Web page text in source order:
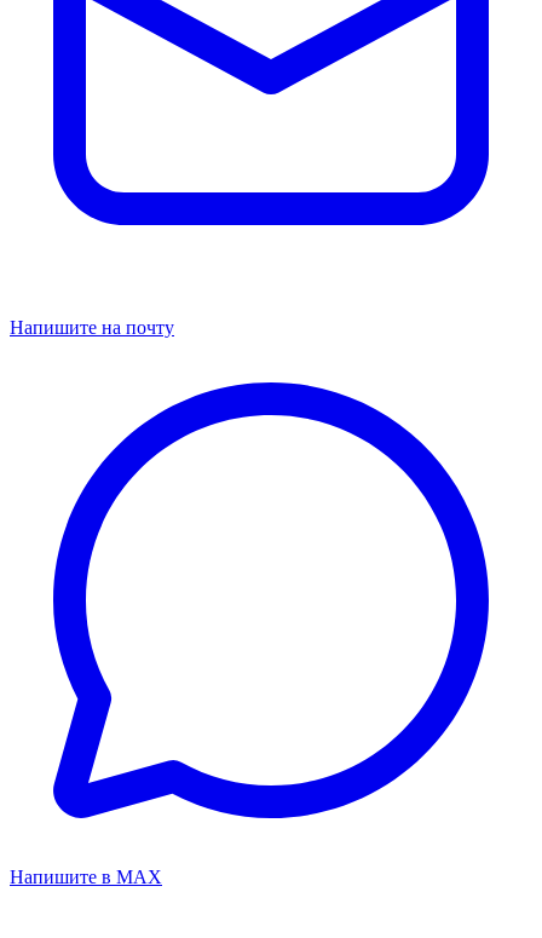
Напишите на почту
Напишите в MAX